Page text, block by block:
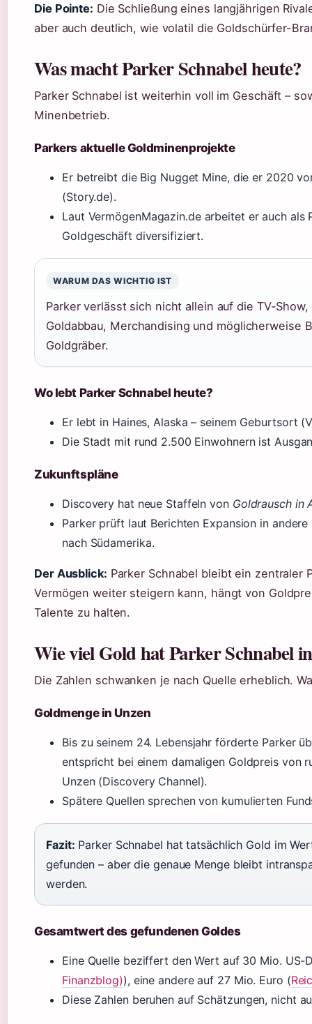
Die Pointe: Die Schließung eines langjährigen
aber auch deutlich, wie volatil die Goldschürfer-
Was macht Parker Schnabel heute?
Parker Schnabel ist weiterhin voll im Geschäft –
Minenbetrieb.
Parkers aktuelle Goldminenprojekte
Er betreibt die Big Nugget Mine, die er 2020
(Story.de).
Laut VermögenMagazin.de arbeitet er auch als
Goldgeschäft diversifiziert.
WARUM DAS WICHTIG IST
Parker verlässt sich nicht allein auf die TV-
Goldabbau, Merchandising und möglicherweise
Goldgräber.
Wo lebt Parker Schnabel heute?
Er lebt in Haines, Alaska – seinem Geburtsort
Die Stadt mit rund 2.500 Einwohnern ist
Zukunftspläne
Discovery hat neue Staffeln von Goldrausch in
Parker prüft laut Berichten Expansion in
nach Südamerika.
Der Ausblick: Parker Schnabel bleibt ein zentraler
Vermögen weiter steigern kann, hängt von
Talente zu halten.
Wie viel Gold hat Parker Schnabel
Die Zahlen schwanken je nach Quelle erheblich.
Goldmenge in Unzen
Bis zu seinem 24. Lebensjahr förderte Parker
entspricht bei einem damaligen Goldpreis von
Unzen (Discovery Channel).
Spätere Quellen sprechen von kumulierten
Fazit: Parker Schnabel hat tatsächlich Gold im
gefunden – aber die genaue Menge bleibt
werden.
Gesamtwert des gefundenen Goldes
Eine Quelle beziffert den Wert auf 30 Mio. US-
Finanzblog)), eine andere auf 27 Mio. Euro (
Diese Zahlen beruhen auf Schätzungen, nicht